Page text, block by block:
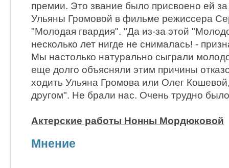
премии. Это звание было присвоено ей
Ульяны Громовой в фильме режиссера
"Молодая гвардия". "Да из-за этой
несколько лет нигде не снималась! -
Мы настолько натурально сыграли
еще долго объясняли этим причины
ходить Ульяна Громова или Олег
другом". Не брали нас. Очень трудно
Актерские работы Нонны Мордюковой
Мнение